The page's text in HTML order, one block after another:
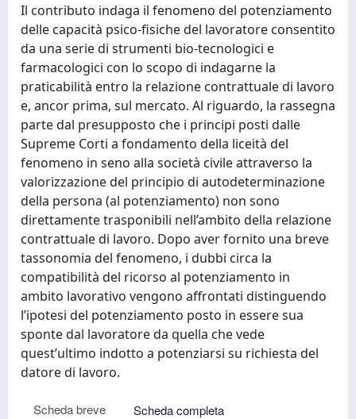
Il contributo indaga il fenomeno del potenziamento
delle capacità psico-fisiche del lavoratore consentito
da una serie di strumenti bio-tecnologici e
farmacologici con lo scopo di indagarne la
praticabilità entro la relazione contrattuale di lavoro
e, ancor prima, sul mercato. Al riguardo, la rassegna
parte dal presupposto che i principi posti dalle
Supreme Corti a fondamento della liceità del
fenomeno in seno alla società civile attraverso la
valorizzazione del principio di autodeterminazione
della persona (al potenziamento) non sono
direttamente trasponibili nell’ambito della relazione
contrattuale di lavoro. Dopo aver fornito una breve
tassonomia del fenomeno, i dubbi circa la
compatibilità del ricorso al potenziamento in
ambito lavorativo vengono affrontati distinguendo
l’ipotesi del potenziamento posto in essere sua
sponte dal lavoratore da quella che vede
quest’ultimo indotto a potenziarsi su richiesta del
datore di lavoro.
Scheda breve
Scheda completa